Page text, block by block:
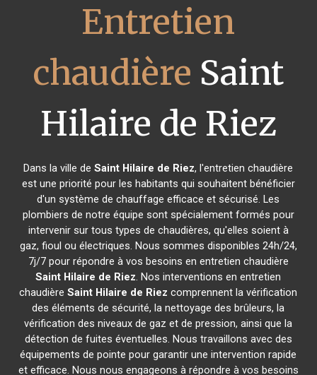
Entretien
chaudière Saint
Hilaire de Riez
Dans la ville deSaint Hilaire de Riez, l'entretien chaudière
est une priorité pour les habitants qui souhaitent bénéficier
d'un système de chauffage efficace et sécurisé. Les
plombiers de notre équipe sont spécialement formés pour
intervenir sur tous types de chaudières, qu'elles soient à
gaz, fioul ou électriques. Nous sommes disponibles 24h/24,
7j/7 pour répondre à vos besoins en entretien chaudière
Saint Hilaire de Riez. Nos interventions en entretien
chaudièreSaint Hilaire de Riez comprennent la vérification
des éléments de sécurité, la nettoyage des brûleurs, la
vérification des niveaux de gaz et de pression, ainsi que la
détection de fuites éventuelles. Nous travaillons avec des
équipements de pointe pour garantir une intervention rapide
et efficace. Nous nous engageons à répondre à vos besoins